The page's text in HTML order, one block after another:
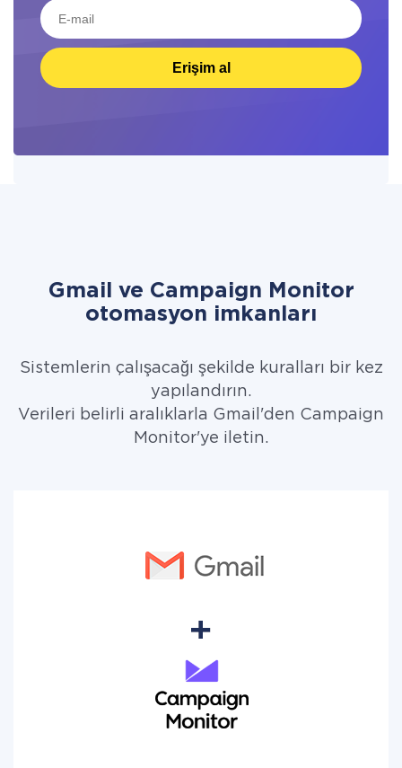
Erişim al
Gmail ve Campaign Monitor
otomasyon imkanları
Sistemlerin çalışacağı şekilde kuralları bir kez
yapılandırın.
Verileri belirli aralıklarla Gmail'den Campaign
Monitor'ye iletin.